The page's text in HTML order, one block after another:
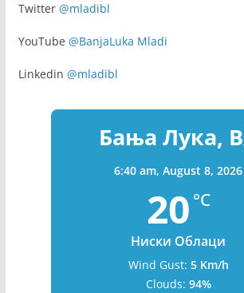
Twitter @mladibl
YouTube @BanjaLuka Mladi
Linkedin @mladibl
Бања Лука,
6:40 am,August 8, 2026
20 °C
Ниски Облаци
Wind Gust: 5 Km/h
Clouds: 94%